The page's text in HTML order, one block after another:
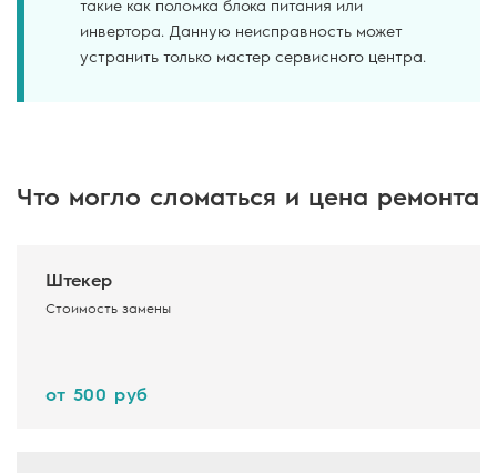
такие как поломка блока питания или
инвертора. Данную неисправность может
устранить только мастер сервисного центра.
Что могло сломаться и цена ремонта
Штекер
Стоимость замены
от 500 руб